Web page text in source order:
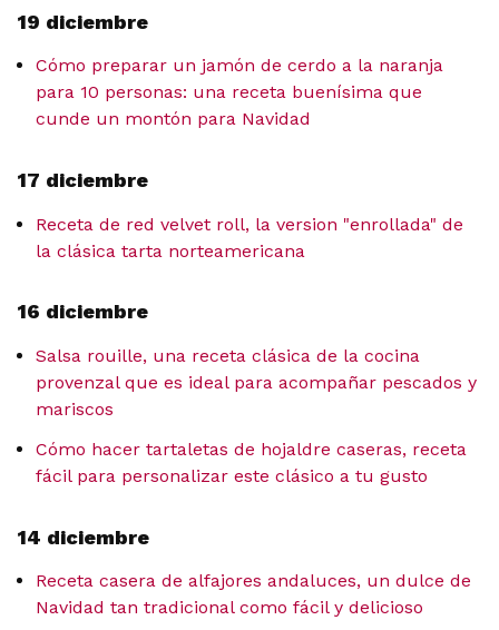
19 diciembre
Cómo preparar un jamón de cerdo a la naranja
para 10 personas: una receta buenísima que
cunde un montón para Navidad
17 diciembre
Receta de red velvet roll, la version "enrollada" de
la clásica tarta norteamericana
16 diciembre
Salsa rouille, una receta clásica de la cocina
provenzal que es ideal para acompañar pescados y
mariscos
Cómo hacer tartaletas de hojaldre caseras, receta
fácil para personalizar este clásico a tu gusto
14 diciembre
Receta casera de alfajores andaluces, un dulce de
Navidad tan tradicional como fácil y delicioso